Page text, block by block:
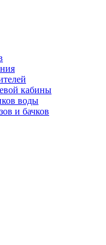
кабины
воды
и бачков